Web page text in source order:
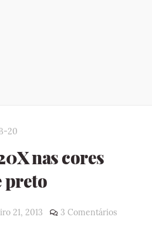
20
nas cores
preto
21, 2013 3 Comentários